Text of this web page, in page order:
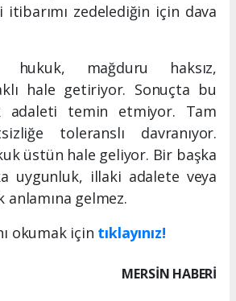
zedelediğin için dava
hukuk, mağduru haksız,
hale getiriyor. Sonuçta bu
adaleti temin etmiyor. Tam
toleranslı davranıyor.
üstün hale geliyor. Bir başka
uygunluk, illaki adalete veya
anlamına gelmez.
okumak için tıklayınız!
MERSIN HABERİ